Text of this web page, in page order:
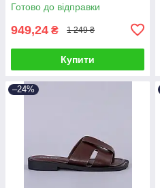
Готово до відправки
949,24 ₴ 1 249 ₴
Купити
–24%